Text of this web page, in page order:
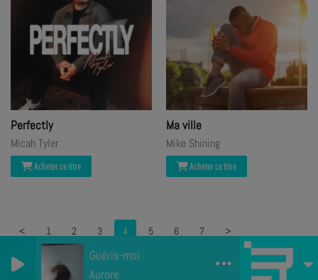
Guéris-moi
Aurore
Perfectly
Micah Tyler
Acheter ce titre
Ma ville
Mike Shining
Acheter ce titre
< 1 2 3 4 5 6 7 >